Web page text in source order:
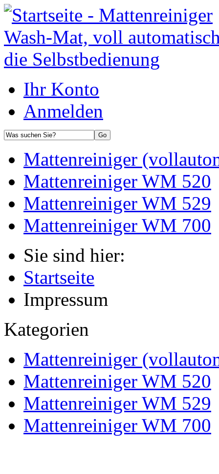
Ihr Konto
Anmelden
Mattenreiniger
Mattenreiniger WM 520
Mattenreiniger WM 529
Mattenreiniger WM 700
Sie sind hier:
Startseite
Impressum
Kategorien
Mattenreiniger
Mattenreiniger WM 520
Mattenreiniger WM 529
Mattenreiniger WM 700